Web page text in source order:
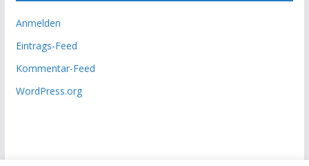
Anmelden
Eintrags-Feed
Kommentar-Feed
WordPress.org